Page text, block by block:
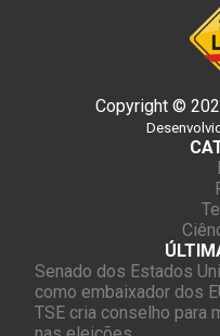
Copyright ©
Senado dos Estados
como embaixador dos
TSE cria conselho para